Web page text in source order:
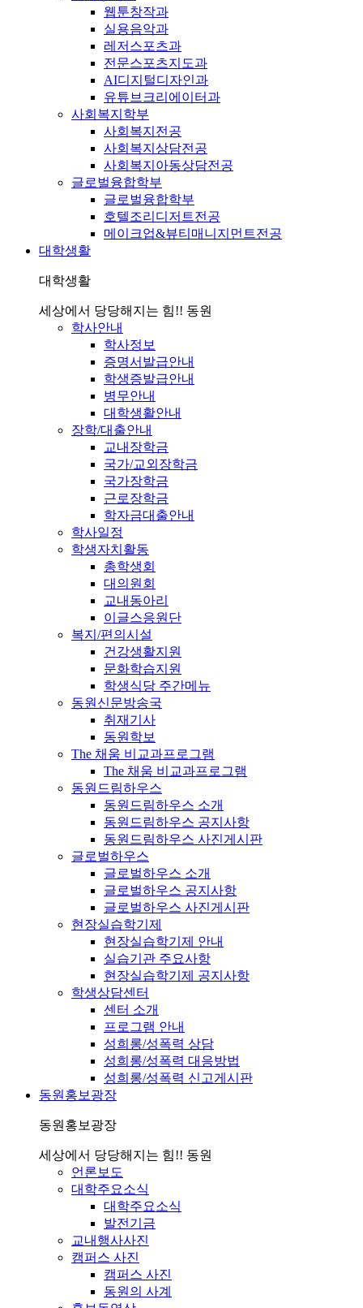
웹툰창작과
실용음악과
레저스포츠과
전문스포츠지도과
AI디지털디자인과
유튜브크리에이터과
사회복지학부
사회복지전공
사회복지상담전공
사회복지아동상담전공
글로벌융합학부
글로벌융합학부
호텔조리디저트전공
메이크업&뷰티매니지먼트전공
대학생활
대학생활
세상에서 당당해지는 힘!! 동원
학사안내
학사정보
증명서발급안내
학생증발급안내
병무안내
대학생활안내
장학/대출안내
교내장학금
국가/교외장학금
국가장학금
근로장학금
학자금대출안내
학사일정
학생자치활동
총학생회
대의원회
교내동아리
이글스응원단
복지/편의시설
건강생활지원
문화학습지원
학생식당 주간메뉴
동원신문방송국
취재기사
동원학보
The 채움 비교과프로그램
The 채움 비교과프로그램
동원드림하우스
동원드림하우스 소개
동원드림하우스 공지사항
동원드림하우스 사진게시판
글로벌하우스
글로벌하우스 소개
글로벌하우스 공지사항
글로벌하우스 사진게시판
현장실습학기제
현장실습학기제 안내
실습기관 주요사항
현장실습학기제 공지사항
학생상담센터
센터 소개
프로그램 안내
성희롱/성폭력 상담
성희롱/성폭력 대응방법
성희롱/성폭력 신고게시판
동원홍보광장
동원홍보광장
세상에서 당당해지는 힘!! 동원
언론보도
대학주요소식
대학주요소식
발전기금
교내행사사진
캠퍼스 사진
캠퍼스 사진
동원의 사계